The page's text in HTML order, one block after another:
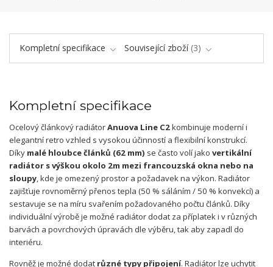
Kompletní specifikace Související zboží 3
Kompletní specifikace
Ocelový článkový radiátorAnuova Line C2kombinuje moderní i
elegantní retro vzhled s vysokou účinností a flexibilní konstrukcí.
Díky malé hloubce článků (62 mm) se často volí jako vertikální
radiátor s výškou okolo 2m mezi francouzská okna nebo na
sloupy, kde je omezený prostor a požadavek na výkon. Radiátor
zajišťuje rovnoměrný přenos tepla (50 % sáláním / 50 % konvekcí) a
sestavuje se na míru svařením požadovaného počtu článků. Díky
individuální výrobě je možné radiátor dodat za příplatek i v různých
barvách a povrchových úpravách dle výběru, tak aby zapadl do
interiéru.
Rovněž je možné dodat různé typy připojení. Radiátor lze uchytit